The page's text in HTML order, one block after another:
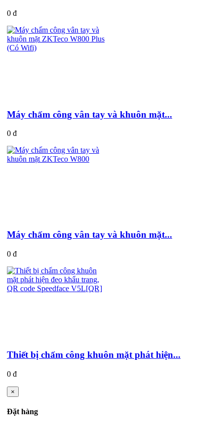
0 đ
Máy chấm công vân tay và khuôn mặt...
0 đ
Máy chấm công vân tay và khuôn mặt...
0 đ
Thiết bị chấm công khuôn mặt phát hiện...
0 đ
×
Đặt hàng